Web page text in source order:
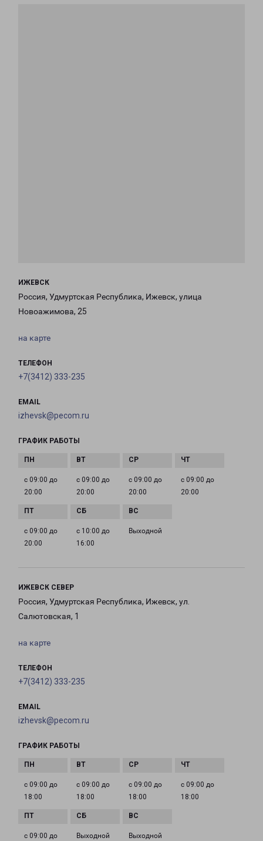
ИЖЕВСК
Россия, Удмуртская Республика, Ижевск, улица
Новоажимова, 25
на карте
ТЕЛЕФОН
+7(3412) 333-235
EMAIL
izhevsk@pecom.ru
ГРАФИК РАБОТЫ
с 09:00 до
20:00
с 09:00 до
20:00
с 09:00 до
20:00
с 09:00 до
20:00
с 09:00 до
20:00
с 10:00 до
16:00
Выходной
ИЖЕВСК СЕВЕР
Россия, Удмуртская Республика, Ижевск, ул.
Салютовская, 1
на карте
ТЕЛЕФОН
+7(3412) 333-235
EMAIL
izhevsk@pecom.ru
ГРАФИК РАБОТЫ
с 09:00 до
18:00
с 09:00 до
18:00
с 09:00 до
18:00
с 09:00 до
18:00
с 09:00 до
Выходной Выходной